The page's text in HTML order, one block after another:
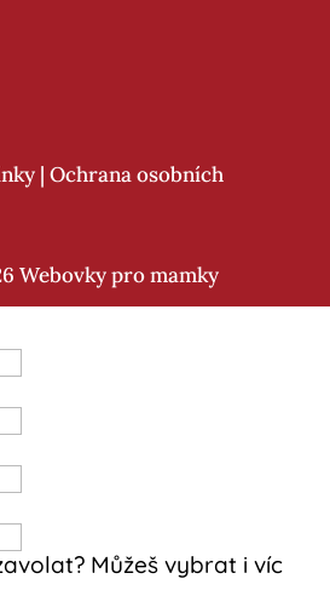
| Ochrana osobních
Webovky pro mamky
Můžeš vybrat i víc